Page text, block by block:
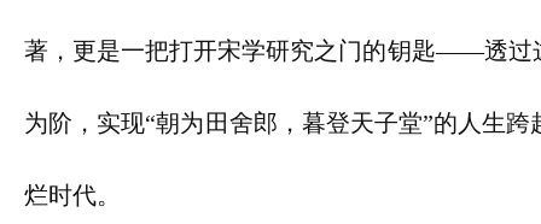
著，更是一把打开宋学研究之门的钥匙——透过
为阶，实现“朝为田舍郎，暮登天子堂”的人生
烂时代。